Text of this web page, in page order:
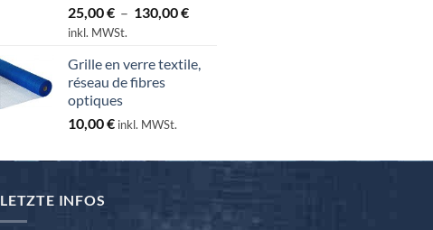
25,00€ – 130,00€Plage
25,00 €
inkl. MWSt.
Grille en verre textile,
réseau de fibres
optiques
10,00€ inkl. MWSt.
LETZTE INFOS